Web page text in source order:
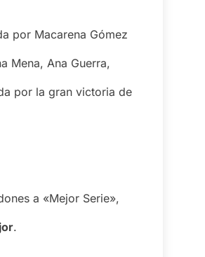
por Macarena Gómez
Mena, Ana Guerra,
por la gran victoria de
a «Mejor Serie»,
.